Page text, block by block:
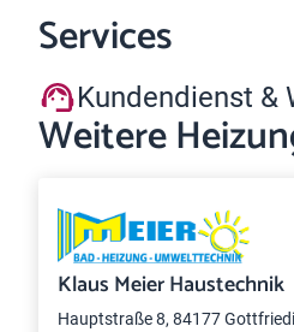
Services
Kundendienst &
Weitere
Klaus Meier Haustechnik
Hauptstraße 8, 84177